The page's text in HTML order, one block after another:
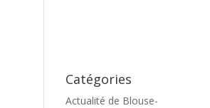
Catégories
Actualité de Blouse-